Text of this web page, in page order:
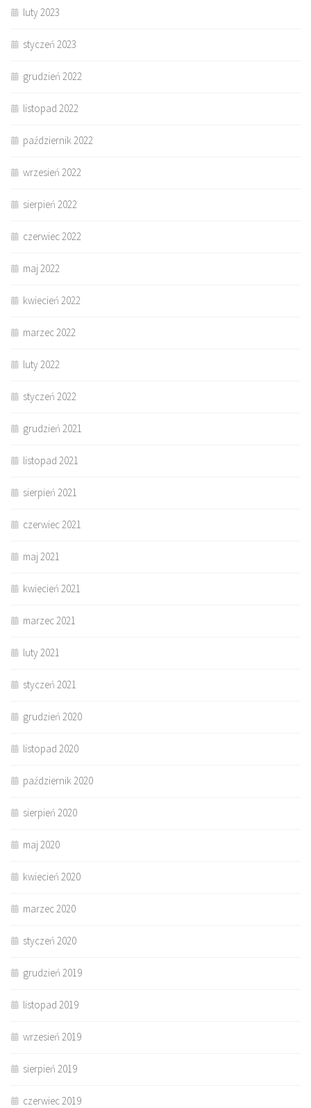
luty 2023
styczeń 2023
grudzień 2022
listopad 2022
październik 2022
wrzesień 2022
sierpień 2022
czerwiec 2022
maj 2022
kwiecień 2022
marzec 2022
luty 2022
styczeń 2022
grudzień 2021
listopad 2021
sierpień 2021
czerwiec 2021
maj 2021
kwiecień 2021
marzec 2021
luty 2021
styczeń 2021
grudzień 2020
listopad 2020
październik 2020
sierpień 2020
maj 2020
kwiecień 2020
marzec 2020
styczeń 2020
grudzień 2019
listopad 2019
wrzesień 2019
sierpień 2019
czerwiec 2019